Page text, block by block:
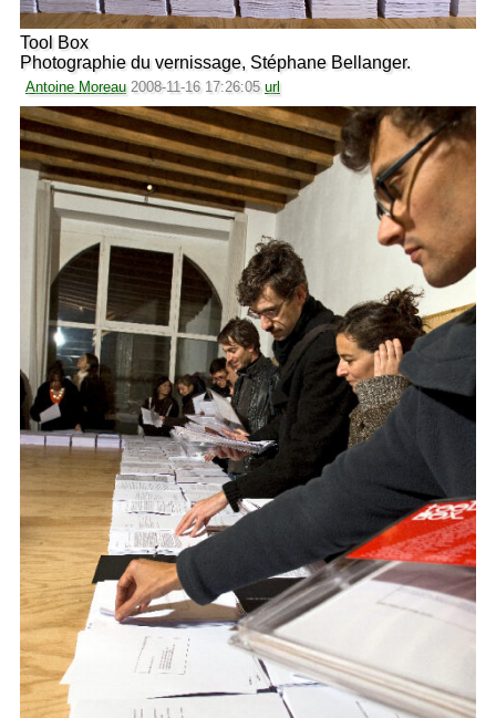
Tool Box
Photographie du vernissage, Stéphane Bellanger.
Antoine Moreau 2008-11-16 17:26:05 url